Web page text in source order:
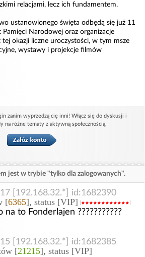
relacjami, lecz ich fundamentem.
ustanowionego święta odbędą się już 11
Narodowej oraz organizacje
tej okazji liczne uroczystości, w tym msze
wystawy i projekcje filmów
zanim wyprzedzą cię inni! Włącz się do dyskusji i
na różne tematy z aktywną społecznością.
jest w trybie "tylko dla zalogowanych".
[192.168.32.*] id:1682390
[6365], status [VIP]
na to Fonderlajen ???????????
[192.168.32.*] id:1682385
[21215], status [VIP]